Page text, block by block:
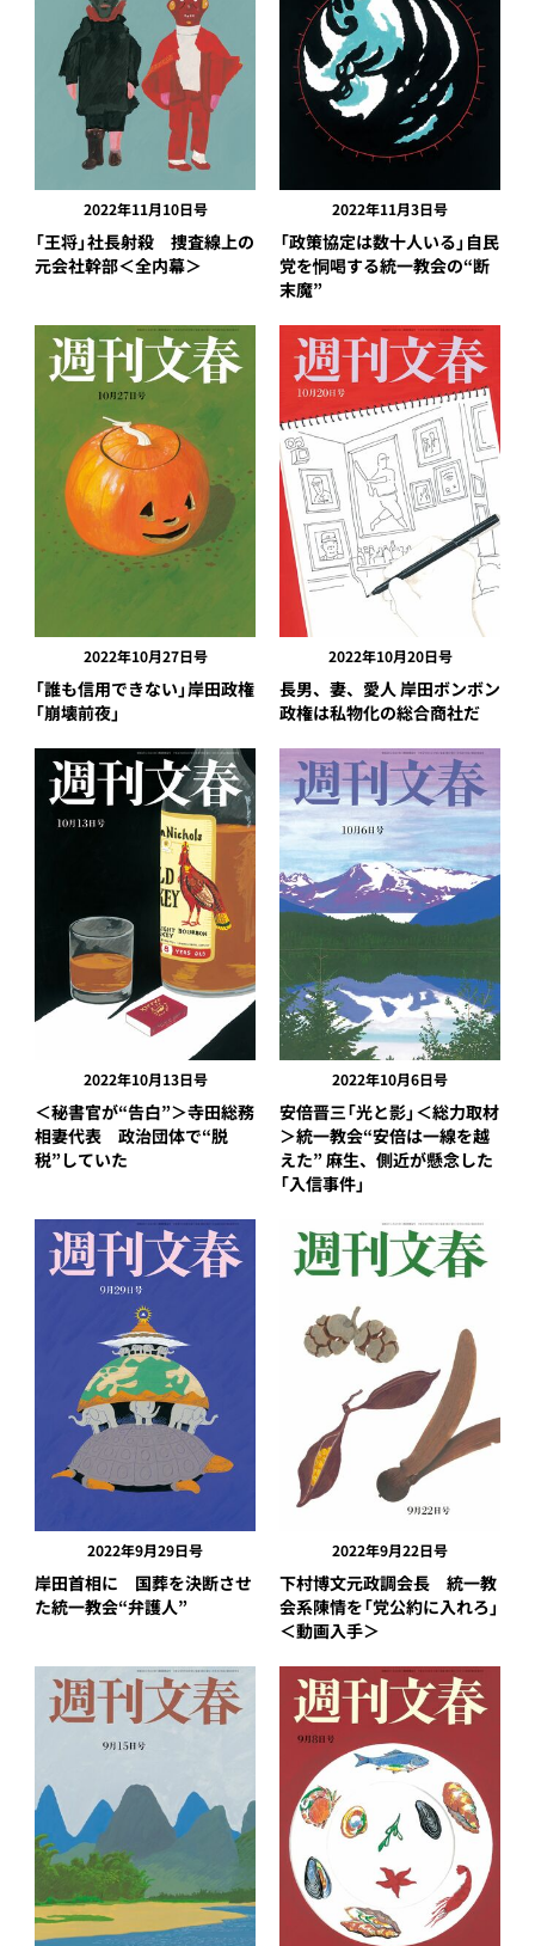
2022年11月10日号
「王将」社長射殺 捜査線上の
元会社幹部＜全内幕＞
2022年11月3日号
「政策協定は数十人いる」自民
党を恫喝する統一教会の“断
末魔”
2022年10月27日号
「誰も信用できない」岸田政権
「崩壊前夜」
2022年10月20日号
長男、妻、愛人 岸田ボンボン
政権は私物化の総合商社だ
2022年10月13日号
＜秘書官が“告白”＞寺田総務
相妻代表 政治団体で“脱
税”していた
2022年10月6日号
安倍晋三「光と影」＜総力取材
＞統一教会“安倍は一線を越
えた” 麻生、側近が懸念した
「入信事件」
2022年9月29日号
岸田首相に 国葬を決断させ
た統一教会“弁護人”
2022年9月22日号
下村博文元政調会長 統一教
会系陳情を「党公約に入れろ」
＜動画入手＞